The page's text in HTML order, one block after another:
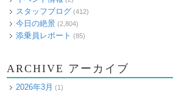
スタッフブログ (412)
今日の絶景 (2,804)
添乗員レポート (85)
ARCHIVE アーカイブ
2026年3月 (1)